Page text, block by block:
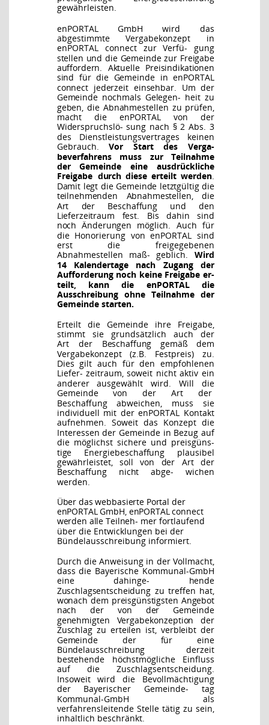
gewährleisten.
enPORTAL GmbH wird das
abgestimmte Vergabekonzept in
enPORTAL connect zur Verfü-
gung
stellen und die Gemeinde zur Freigabe
auffordern. Aktuelle Preisindikationen
sind für die Gemeinde in enPORTAL
connect jederzeit einsehbar. Um der
Gemeinde nochmals Gelegen- heit zu
geben, die Abnahmestellen zu prüfen,
macht die enPORTAL von der
Widerspruchslö- sung nach § 2 Abs. 3
des Dienstleistungsvertrages keinen
Gebrauch.Vor Start des Verga-
beverfahrens
muss zur
Teilnahme
der
Gemeinde eine
ausdrückliche
Freigabe durch diese erteilt werden
Damit legt die Gemeinde letztgültig die
teilnehmenden Abnahmestellen,
die
Art der Beschaffung und den
Lieferzeitraum fest. Bis dahin sind
noch Änderungen möglich.
Auch für
die Honorierung von enPORTAL sind
erst die freigegebenen
Abnahmestellen maß-
geblich. Wird
14 Kalendertage nach Zugang der
Aufforderung noch keine Freigabe er-
teilt, kann die enPORTAL die
Ausschreibung ohne Teilnahme der
Gemeinde starten.
Erteilt die Gemeinde ihre
Freigabe,
stimmt
sie grundsätzlich auch
der
Art
der Beschaffung
gemäß dem
Vergabekonzept (z.B. Festpreis) zu.
Dies gilt auch für den empfohlenen
Liefer- zeitraum, soweit nicht aktiv ein
anderer ausgewählt wird. Will die
Gemeinde von der Art der
Beschaffung abweichen, muss sie
individuell mit der enPORTAL Kontakt
aufnehmen. Soweit das Konzept die
Interessen der Gemeinde in Bezug auf
die möglichst sichere und preisgüns-
tige Energiebeschaffung plausibel
gewährleistet, soll von der Art der
Beschaffung nicht abge-
wichen
werden
Über das webbasierte Portal der
enPORTAL GmbH, enPORTAL connect
werden alle Teilneh- mer fortlaufend
über die Entwicklungen bei der
Bündelausschreibung informiert.
Durch die Anweisung in der Vollmacht,
dass die Bayerische Kommunal-GmbH
eine dahinge-
hende
Zuschlagsentscheidung zu treffen hat,
wonach dem preisgünstigsten Angebot
nach der
von der Gemeinde
genehmigten Vergabekonzeption der
Zuschlag zu erteilen ist, verbleibt der
Gemeinde der für eine
Bündelausschreibung derzeit
bestehende höchstmögliche Einfluss
auf
die Zuschlagsentscheidung.
Insoweit wird die Bevollmächtigung
der Bayerischer Gemeinde-
tag
Kommunal-GmbH als
verfahrensleitende Stelle tätig zu sein,
inhaltlich beschränkt.